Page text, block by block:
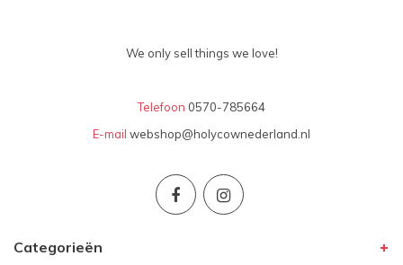
We only sell things we love!
Telefoon 0570-785664
E-mail webshop@holycownederland.nl
Categorieën